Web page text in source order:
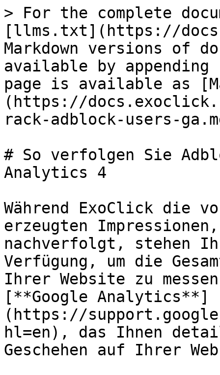
> For the complete
[llms.txt](https://
Markdown versions of
available by
page is available as
(https://
rack-adblock-users-
# So verfolgen Sie
Analytics 4
Während ExoClick die
erzeugten
nachverfolgt, stehen
Verfügung, um die
Ihrer Website zu
[**Google Analytics**]
(https://
hl=en), das Ihnen
Geschehen auf Ihrer